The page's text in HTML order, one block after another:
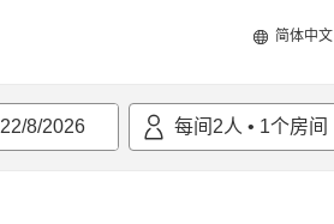
简体中文
22/8/2026 每间 2人 • 1个房间